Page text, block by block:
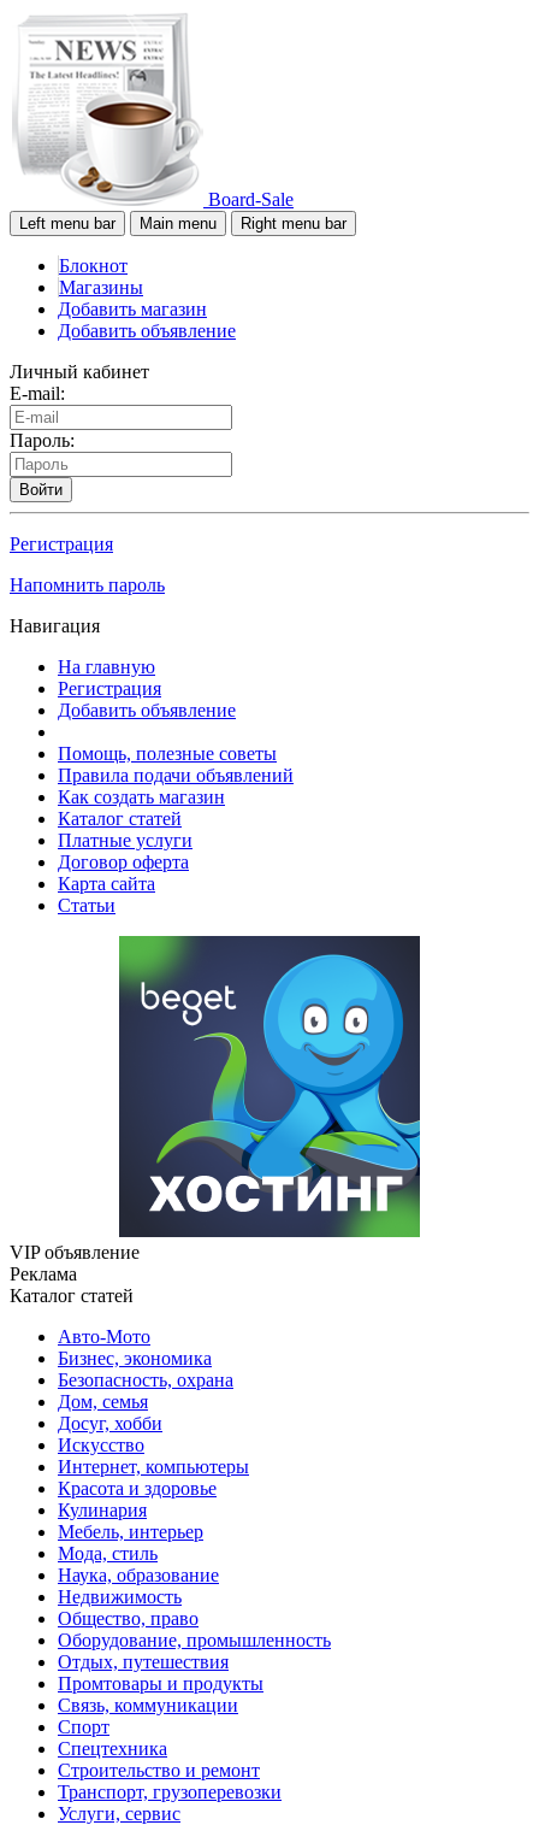
Board-Sale
Left menu bar Main menu Right menu bar
Блокнот
Магазины
Добавить магазин
Добавить объявление
Личный кабинет
E-mail:
Пароль:
Войти
Регистрация
Напомнить пароль
Навигация
На главную
Регистрация
Добавить объявление
Помощь, полезные советы
Правила подачи объявлений
Как создать магазин
Каталог статей
Платные услуги
Договор оферта
Карта сайта
Статьи
VIP объявление
Реклама
Каталог статей
Авто-Мото
Бизнес, экономика
Безопасность, охрана
Дом, семья
Досуг, хобби
Искусство
Интернет, компьютеры
Красота и здоровье
Кулинария
Мебель, интерьер
Мода, стиль
Наука, образование
Недвижимость
Общество, право
Оборудование, промышленность
Отдых, путешествия
Промтовары и продукты
Связь, коммуникации
Спорт
Спецтехника
Строительство и ремонт
Транспорт, грузоперевозки
Услуги, сервис